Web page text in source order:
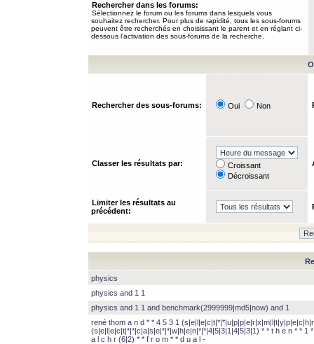
Rechercher dans les forums:
Sélectionnez le forum ou les forums dans lesquels vous
souhaitez rechercher. Pour plus de rapidité, tous les sous-forums
peuvent être recherchés en choisissant le parent et en réglant ci-
dessous l’activation des sous-forums de la recherche.
Rechercher des sous-forums: Oui Non
Classer les résultats par:
Croissant
Décroissant
Limiter les résultats au
précédent:
physics
physics and 1 1
physics and 1 1 and benchmark(2999999|md5|now) and 1
rené thom a n d * * 4 5 3 1
(s|e|l|e|c|t|*|*|c|a|s|e|*|*|w|h|e|n|*|*|4|5|3|1|4|5|3|1) * * t h e n * * 1
a l c h r (6|2) * * f r o m * * d u a l -